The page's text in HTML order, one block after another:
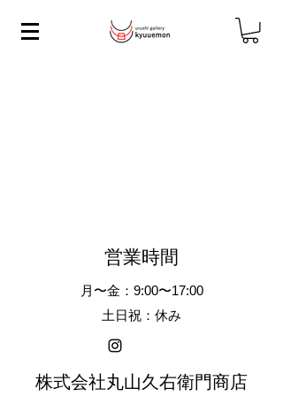
営業時間
月〜金：9:00〜17:00
土日祝：休み
株式会社丸山久右衛門商店